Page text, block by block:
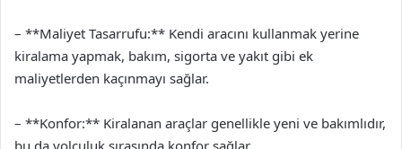
– **Maliyet Tasarrufu:** Kendi aracını kullanmak yerine
kiralama yapmak, bakım, sigorta ve yakıt gibi ek
maliyetlerden kaçınmayı sağlar.
– **Konfor:** Kiralanan araçlar genellikle yeni ve bakımlıdır,
bu da yolculuk sırasında konfor sağlar.